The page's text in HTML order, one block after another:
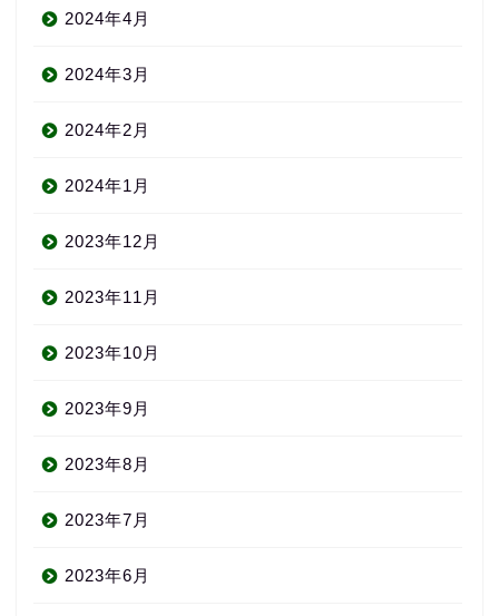
2024年4月
2024年3月
2024年2月
2024年1月
2023年12月
2023年11月
2023年10月
2023年9月
2023年8月
2023年7月
2023年6月